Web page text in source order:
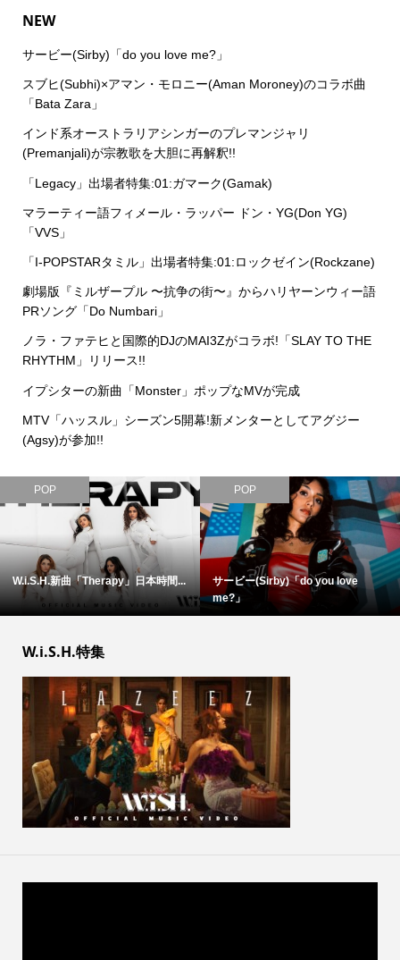
NEW
サービー(Sirby)「do you love me?」
スブヒ(Subhi)×アマン・モロニー(Aman Moroney)のコラボ曲
「Bata Zara」
インド系オーストラリアシンガーのプレマンジャリ
(Premanjali)が宗教歌を大胆に再解釈!!
「Legacy」出場者特集:01:ガマーク(Gamak)
マラーティー語フィメール・ラッパー ドン・YG(Don YG)
「VVS」
「I-POPSTARタミル」出場者特集:01:ロックゼイン(Rockzane)
劇場版『ミルザープル 〜抗争の街〜』からハリヤーンウィー語
PRソング「Do Numbari」
ノラ・ファテヒと国際的DJのMAI3Zがコラボ!「SLAY TO THE
RHYTHM」リリース!!
イプシターの新曲「Monster」ポップなMVが完成
MTV「ハッスル」シーズン5開幕!新メンターとしてアグジー
(Agsy)が参加!!
POP
W.i.S.H.新曲「Therapy」日本時間...
POP
サービー(Sirby)「do you love
me?」
W.i.S.H.特集